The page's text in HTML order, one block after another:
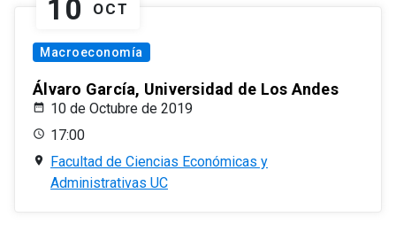
10 OCT
Macroeconomía
Álvaro García, Universidad de Los Andes
10 de Octubre de 2019
17:00
Facultad de Ciencias Económicas y
Administrativas UC